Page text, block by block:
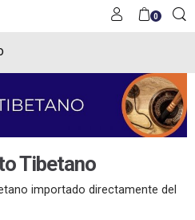
0
Tibetano
importado directamente del